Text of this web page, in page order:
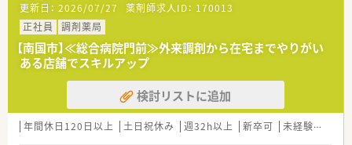
＜業務内容＞
■調剤・投薬・監査等、外来処方箋の対応全般をお願いいたしま
す。
■総合科目を応需しています。幅広い処方箋を対応しますので
スキルアップにつながります。
■処方箋枚数は1日あたり平均60枚です。
■投薬は立ち投薬となります。
■在宅業務もございます。これまでのご経験や入社後の状況に
応じてご担当頂く場合がございます。
更新日： 2026/07/27 薬剤師求人ID： 170013
正社員
調剤薬局
【南国市】≪総合病院門前≫外来調剤から在宅までやりがい
ある店舗でスキルアップ
検討リストに追加
年間休日120日以上 土日祝休み 週32h以上 新卒可 未経験可